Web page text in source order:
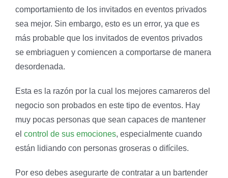
comportamiento de los invitados en eventos privados
sea mejor. Sin embargo, esto es un error, ya que es
más probable que los invitados de eventos privados
se embriaguen y comiencen a comportarse de manera
desordenada.
Esta es la razón por la cual los mejores camareros del
negocio son probados en este tipo de eventos. Hay
muy pocas personas que sean capaces de mantener
el control de sus emociones, especialmente cuando
están lidiando con personas groseras o difíciles.
Por eso debes asegurarte de contratar a un bartender